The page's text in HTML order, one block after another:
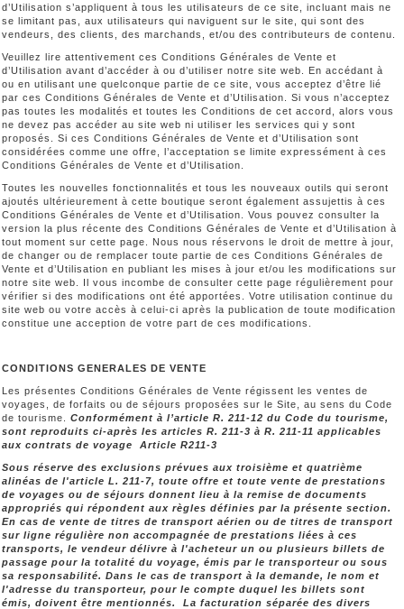
d’Utilisation s’appliquent à tous les utilisateurs de ce site, incluant mais ne
se limitant pas, aux utilisateurs qui naviguent sur le site, qui sont des
vendeurs, des clients, des marchands, et/ou des contributeurs de contenu.
Veuillez lire attentivement ces Conditions Générales de Vente et
d’Utilisation avant d’accéder à ou d’utiliser notre site web. En accédant à
ou en utilisant une quelconque partie de ce site, vous acceptez d’être lié
par ces Conditions Générales de Vente et d’Utilisation. Si vous n’acceptez
pas toutes les modalités et toutes les Conditions de cet accord, alors vous
ne devez pas accéder au site web ni utiliser les services qui y sont
proposés. Si ces Conditions Générales de Vente et d’Utilisation sont
considérées comme une offre, l’acceptation se limite expressément à ces
Conditions Générales de Vente et d’Utilisation.
Toutes les nouvelles fonctionnalités et tous les nouveaux outils qui seront
ajoutés ultérieurement à cette boutique seront également assujettis à ces
Conditions Générales de Vente et d’Utilisation. Vous pouvez consulter la
version la plus récente des Conditions Générales de Vente et d’Utilisation à
tout moment sur cette page. Nous nous réservons le droit de mettre à jour,
de changer ou de remplacer toute partie de ces Conditions Générales de
Vente et d’Utilisation en publiant les mises à jour et/ou les modifications sur
notre site web. Il vous incombe de consulter cette page régulièrement pour
vérifier si des modifications ont été apportées. Votre utilisation continue du
site web ou votre accès à celui-ci après la publication de toute modification
constitue une acception de votre part de ces modifications.
CONDITIONS GENERALES DE VENTE
Les présentes Conditions Générales de Vente régissent les ventes de
voyages, de forfaits ou de séjours proposées sur le Site, au sens du Code
de tourisme. Conformément à l’article R. 211-12 du Code du tourisme,
sont reproduits ci-après les articles R. 211-3 à R. 211-11 applicables
aux contrats de voyage
Article R211-3
Sous réserve des exclusions prévues aux troisième et quatrième
alinéas de l'article L. 211-7, toute offre et toute vente de prestations
de voyages ou de séjours donnent lieu à la remise de documents
appropriés qui répondent aux règles définies par la présente section.
En cas de vente de titres de transport aérien ou de titres de transport
sur ligne régulière non accompagnée de prestations liées à ces
transports, le vendeur délivre à l'acheteur un ou plusieurs billets de
passage pour la totalité du voyage, émis par le transporteur ou sous
sa responsabilité. Dans le cas de transport à la demande, le nom et
l'adresse du transporteur, pour le compte duquel les billets sont
émis, doivent être mentionnés. La facturation séparée des divers